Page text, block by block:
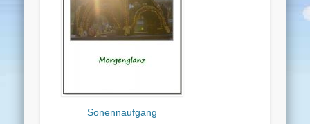
Sonennaufgang